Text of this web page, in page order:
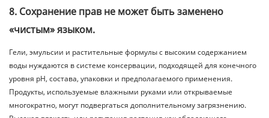
8. Сохранение прав не может быть заменено
«чистым» языком.
Гели, эмульсии и растительные формулы с высоким содержанием
воды нуждаются в системе консервации, подходящей для конечного
уровня pH, состава, упаковки и предполагаемого применения.
Продукты, используемые влажными руками или открываемые
многократно, могут подвергаться дополнительному загрязнению.